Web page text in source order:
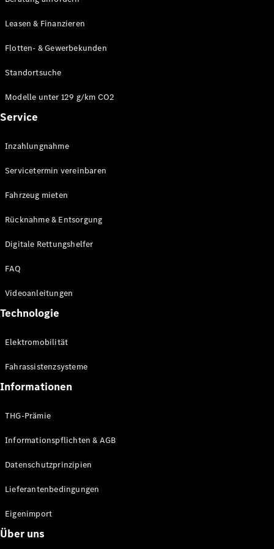
Shooting
CLA
Shooting
Brake
C-Klasse T-
Modell
Terrain
Modell
Modell All-
Konfigurator
Alle
A-Klasse
B-Klasse
Online
Coupés
Leasen & Finanzieren
Flotten- & Gewerbekunden
Standortsuche
Modelle unter 129 g/km CO2
Service
Inzahlungnahme
Servicetermin vereinbaren
Fahrzeug mieten
Rücknahme & Entsorgung
Digitale Rettungshelfer
FAQ
Videoanleitungen
Technologie
Elektromobilität
Fahrassistenzsysteme
Informationen
THG-Prämie
Informationspflichten & AGB
Datenschutzprinzipien
Lieferantenbedingungen
Eigenimport
Über uns